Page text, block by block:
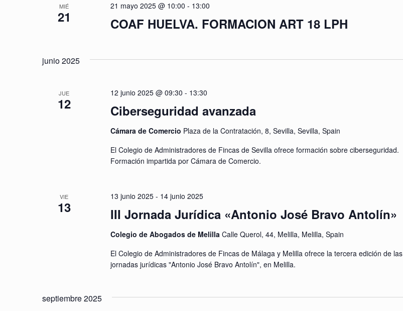
MIÉ
21 COAF HUELVA. FORMACION ART 18 LPH
21 mayo 2025 @ 10:00 - 13:00
junio 2025
JUE
12 Ciberseguridad avanzada
12 junio 2025 @ 09:30 - 13:30
Cámara de Comercio Plaza de la Contratación, 8, Sevilla, Sevilla, Spain
El Colegio de Administradores de Fincas de Sevilla ofrece formación sobre ciberseguridad.
Formación impartida por Cámara de Comercio.
VIE
13 III Jornada Jurídica «Antonio José Bravo Antolín»
13 junio 2025- 14 junio 2025
Colegio de Abogados de Melilla Calle Querol, 44, Melilla, Melilla, Spain
El Colegio de Administradores de Fincas de Málaga y Melilla ofrece la tercera edición de las
jornadas jurídicas "Antonio José Bravo Antolín", en Melilla.
septiembre 2025